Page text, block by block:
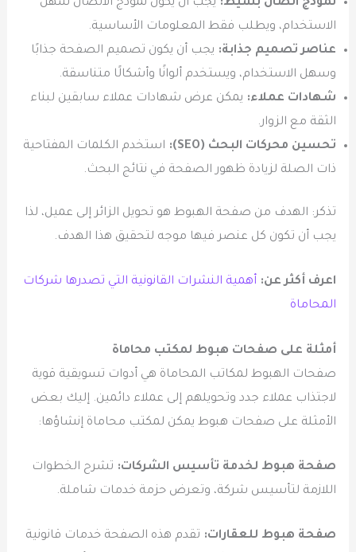
الاستخدام، ويطلب فقط المعلومات الأساسية.
عناصر تصميم جذابة: يجب أن يكون تصميم الصفحة جذابًا
وسهل الاستخدام، ويستخدم ألوانًا وأشكالًا متناسقة.
شهادات عملاء: يمكن عرض شهادات عملاء سابقين لبناء
الثقة مع الزوار.
تحسين محركات البحث (SEO):
استخدم الكلمات المفتاحية
ذات الصلة لزيادة ظهور الصفحة في نتائج البحث.
تذكر: الهدف من صفحة الهبوط هو تحويل الزائر إلى عميل، لذا
يجب أن تكون كل عنصر فيها موجه لتحقيق هذا الهدف.
اعرف أكثر عن: أهمية النشرات القانونية التي تصدرها شركات
المحاماة
أمثلة على صفحات هبوط لمكتب محاماة
صفحات الهبوط لمكاتب المحاماة هي أدوات تسويقية قوية
لاجتذاب عملاء جدد وتحويلهم إلى عملاء دائمين. إليك بعض
الأمثلة على صفحات هبوط يمكن لمكتب محاماة إنشاؤها:
صفحة هبوط لخدمة تأسيس الشركات: تشرح الخطوات
اللازمة لتأسيس شركة، وتعرض حزمة خدمات شاملة.
صفحة هبوط للعقارات: تقدم هذه الصفحة خدمات قانونية